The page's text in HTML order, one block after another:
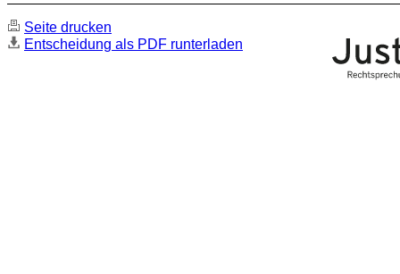
Seite drucken
Entscheidung als PDF runterladen